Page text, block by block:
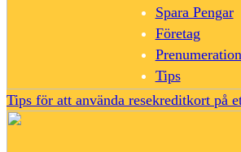
Tips för att använda resekreditkort på
Spara Pengar
Företag
Tips